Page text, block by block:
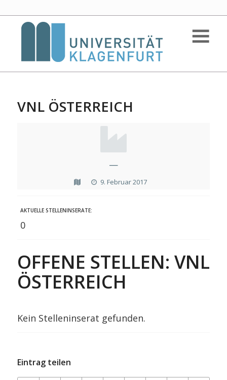
VNL ÖSTERREICH
—
9. Februar 2017
AKTUELLE STELLENINSERATE:
0
OFFENE STELLEN: VNL
ÖSTERREICH
Kein Stelleninserat gefunden.
Eintrag teilen